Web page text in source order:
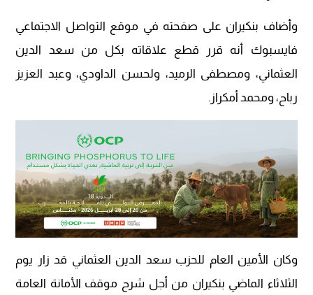
وأضاف بنكيران على صفحته في موقع التواصل الاجتماعي
فايسبوك أنه قرر قطع علاقاته بكل من سعد الدين
العثماني، ومصطفى الرميد، ولحسن الداودي، وعبد العزيز
رباح، ومحمد أمكراز.
وكان الأمين العام للحزب سعد الدين العثماني قد زار يوم
الثلاثاء الماضي بنكيران من أجل شرح موقف الأمانة العامة